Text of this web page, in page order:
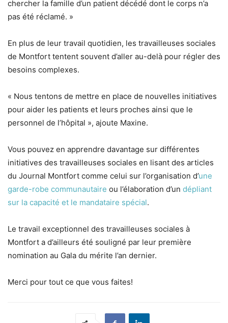
chercher la famille d’un patient décédé dont le corps n’a
pas été réclamé. »
En plus de leur travail quotidien, les travailleuses sociales
de Montfort tentent souvent d’aller au-delà pour régler des
besoins complexes.
« Nous tentons de mettre en place de nouvelles initiatives
pour aider les patients et leurs proches ainsi que le
personnel de l’hôpital », ajoute Maxine.
Vous pouvez en apprendre davantage sur différentes
initiatives des travailleuses sociales en lisant des articles
du Journal Montfort comme celui sur l’organisation d’une
garde-robe communautaire ou l’élaboration d’un dépliant
sur la capacité et le mandataire spécial.
Le travail exceptionnel des travailleuses sociales à
Montfort a d’ailleurs été souligné par leur première
nomination au Gala du mérite l’an dernier.
Merci pour tout ce que vous faites!